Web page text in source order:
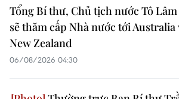
Tổng Bí thư, Chủ tịch nước Tô Lâm
sẽ thăm cấp Nhà nước tới Australia
New Zealand
06/08/2026 04:30